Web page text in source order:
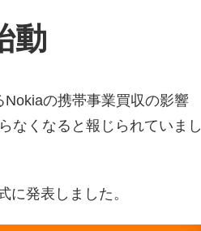
動
の携帯事業買収の影響
なくなると報じられていまし
発表しました。